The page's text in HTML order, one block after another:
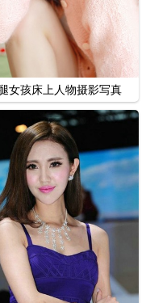
女孩床上人物摄影写真